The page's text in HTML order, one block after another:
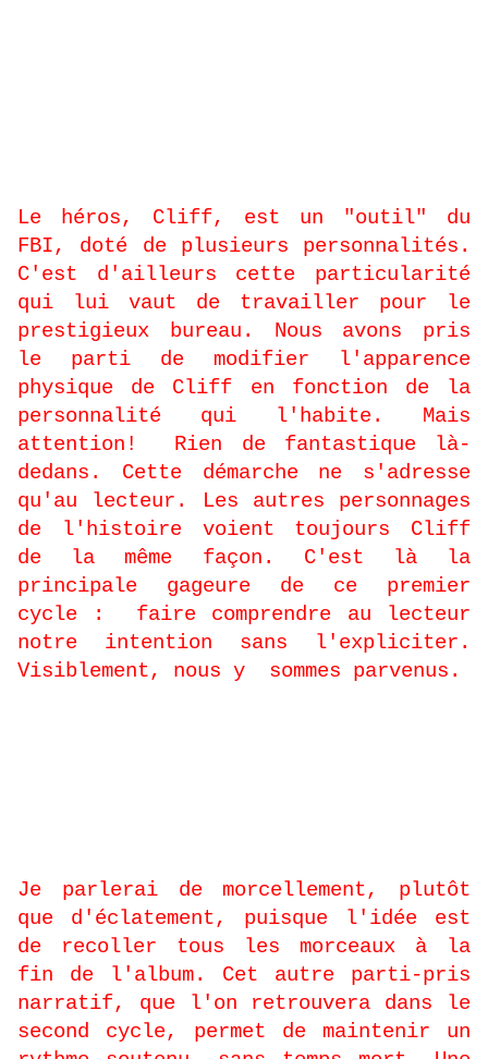
Le héros, Cliff, est un "outil" du
FBI, doté de plusieurs personnalités.
C'est d'ailleurs cette particularité
qui lui vaut de travailler pour le
prestigieux bureau. Nous avons pris
le parti de modifier l'apparence
physique de Cliff en fonction de la
personnalité qui l'habite. Mais
attention!
Rien de fantastique là-
dedans. Cette démarche ne s'adresse
qu'au lecteur. Les autres personnages
de l'histoire voient toujours Cliff
de la même façon. C'est là la
principale gageure de ce premier
cycle :
faire comprendre au lecteur
notre intention sans l'expliciter.
Visiblement, nous y
sommes parvenus.
Je parlerai de morcellement, plutôt
que d'éclatement, puisque l'idée est
de recoller tous les morceaux à la
fin de l'album. Cet autre parti-pris
narratif, que l'on retrouvera dans le
second cycle, permet de maintenir un